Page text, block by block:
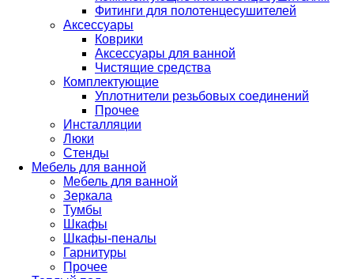
Фитинги для полотенцесушителей
Аксессуары
Коврики
Аксессуары для ванной
Чистящие средства
Комплектующие
Уплотнители резьбовых соединений
Прочее
Инсталляции
Люки
Стенды
Мебель для ванной
Мебель для ванной
Зеркала
Тумбы
Шкафы
Шкафы-пеналы
Гарнитуры
Прочее